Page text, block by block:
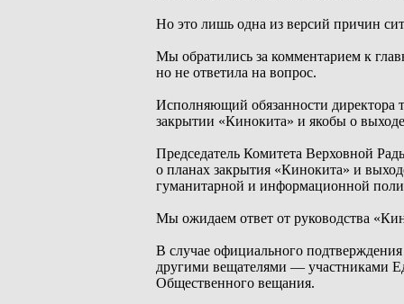
Но это лишь одна из версий причин
Мы обратились за комментарием к
но не ответила на вопрос.
Исполняющий обязанности директора
закрытии «Кинокита» и якобы о
Председатель Комитета Верховной
о планах закрытия «Кинокита» и
гуманитарной и информационной
Мы ожидаем ответ от руководства
В случае официального
другими вещателями — участниками
Общественного вещания.